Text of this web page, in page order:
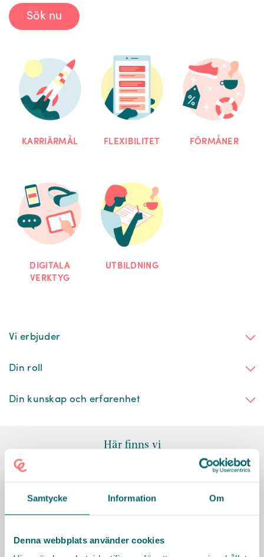
Samtycke Information Om
Denna webbplats använder cookies
Sök nu
KARRIÄRMÅL FLEXIBILITET FÖRMÅNER
DIGITALA
VERKTYG
UTBILDNING
Vi erbjuder
Din roll
Din kunskap och erfarenhet
Här finns vi